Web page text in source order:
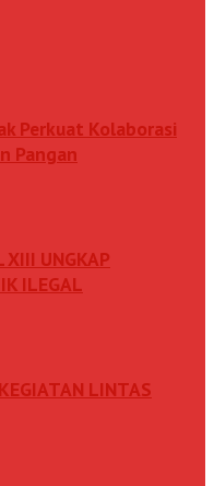
Perkuat Kolaborasi
Pangan
XIII UNGKAP
ILEGAL
LINTAS